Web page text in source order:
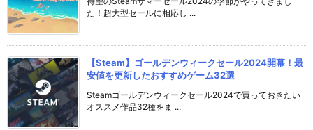
た！超大型セールに相応し ...
【Steam】ゴールデンウィークセール2024開幕！最
安値を更新したおすすめゲーム32選
Steamゴールデンウィークセール2024で買っておきたい
オススメ作品32種をま ...